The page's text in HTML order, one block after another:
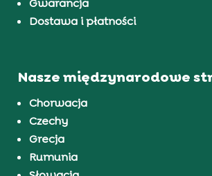
Gwarancja
Dostawa i płatności
Nasze międzynarodowe
Chorwacja
Czechy
Grecja
Rumunia